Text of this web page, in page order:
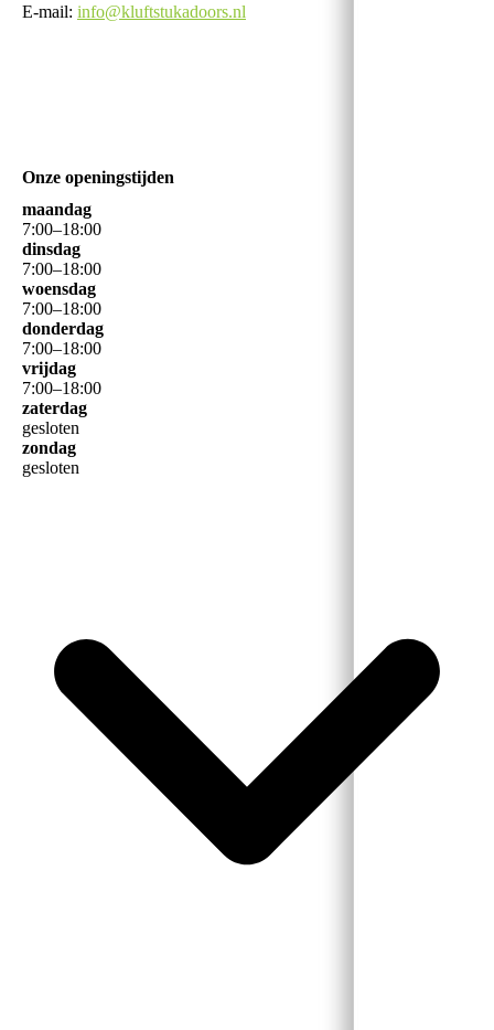
E-mail: info@kluftstukadoors.nl
Onze openingstijden
maandag
7:00–18:00
dinsdag
7:00–18:00
woensdag
7:00–18:00
donderdag
7:00–18:00
vrijdag
7:00–18:00
zaterdag
gesloten
zondag
gesloten